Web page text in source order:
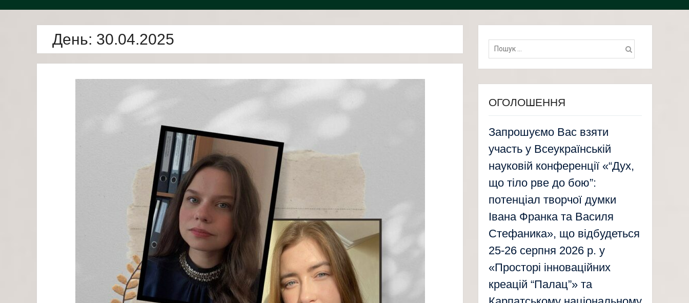
День: 30.04.2025 Пошук:
ОГОЛОШЕННЯ
Запрошуємо Вас взяти
участь у Всеукраїнській
науковій конференції «“Дух,
що тіло рве до бою”:
потенціал творчої думки
Івана Франка та Василя
Стефаника», що відбудеться
25-26 серпня 2026 р. у
«Просторі інноваційних
креацій “Палац”» та